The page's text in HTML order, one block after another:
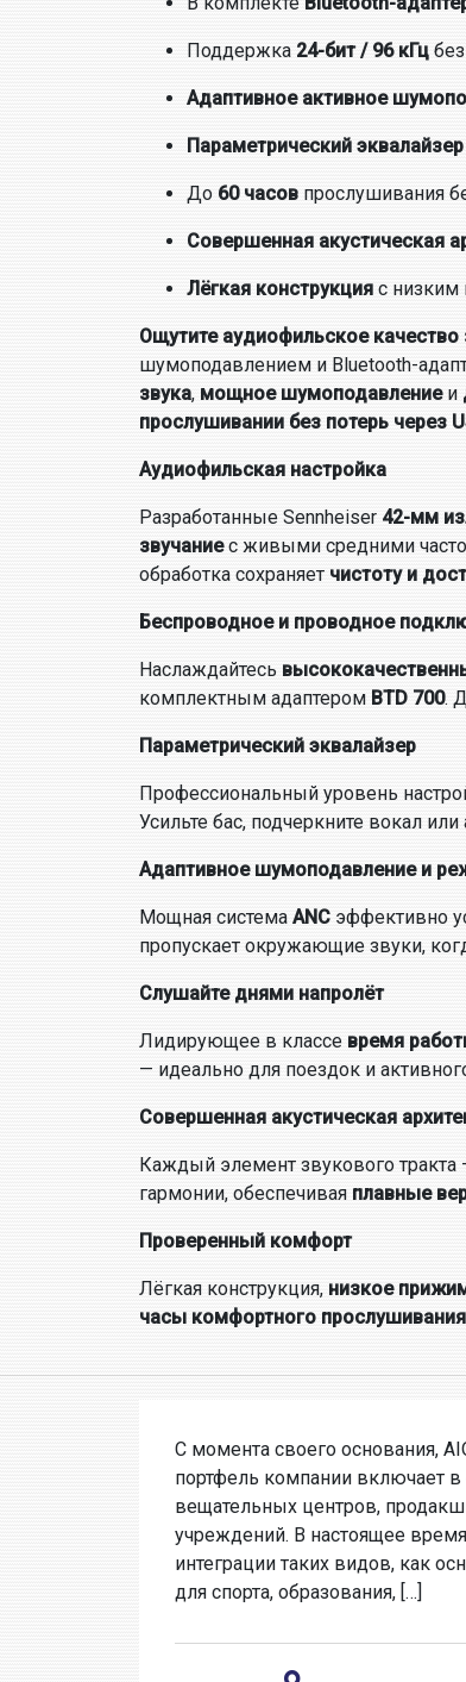
Поддержка 24-бит / 96 кГц
Адаптивное активное
Параметрический
До 60 часов прослушивания
Совершенная акустическая
Лёгкая конструкция с
Ощутите аудиофильское
шумоподавлением и Bluetooth-
звука, мощное шумоподавлениеи
прослушивании без потерь через
Аудиофильская настройка
Разработанные Sennheiser 42-мм
звучаниес живыми средними
обработка сохраняет чистоту и
Беспроводное и проводное
Наслаждайтесь
комплектным адаптером BTD 700.
Параметрический эквалайзер
Профессиональный уровень
Усильте бас, подчеркните вокал
Адаптивное шумоподавление и
Мощная система ANC эффективно
пропускает окружающие звуки,
Слушайте днями напролёт
Лидирующее в классе время
— идеально для поездок и
Совершенная акустическая
Каждый элемент звукового тракта
гармонии, обеспечивая плавные
Проверенный комфорт
Лёгкая конструкция, низкое
часы комфортного прослушивания
С момента своего основания,
портфель компании включает
вещательных центров,
учреждений. В настоящее
интеграции таких видов, как
для спорта, образования, […]